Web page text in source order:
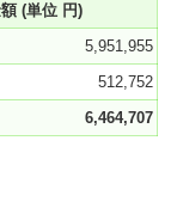
(単位 円)
5,951,955
512,752
6,464,707